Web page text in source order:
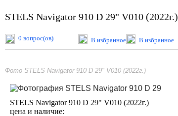
STELS Navigator 910 D 29" V010 (2022г.)
0 вопрос(ов) В избранное В избранное
Фото STELS Navigator 910 D 29" V010 (2022г.)
STELS Navigator 910 D 29" V010 (2022г.)
цена и наличие: